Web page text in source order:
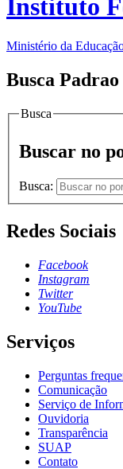
Instituto
Ministério da
Busca Padrao
Busca
Buscar no
Busca:
Redes Sociais
Facebook
Instagram
Twitter
YouTube
Serviços
Perguntas
Comunicação
Serviço de
Ouvidoria
Transparência
SUAP
Contato